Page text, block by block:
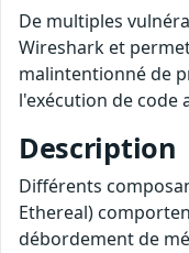
De multiples
Wireshark et
malintentionné de
l'exécution de code
Description
Différents
Ethereal)
débordement de